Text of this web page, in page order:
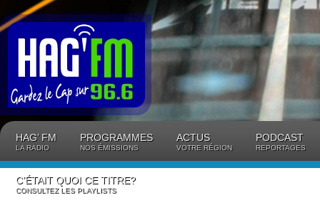
HAG’ FM
LA RADIO
PROGRAMMES
NOS ÉMISSIONS
ACTUS
VOTRE RÉGION
PODCAST
REPORTAGES
C’ÉTAIT QUOI CE TITRE?
CONSULTEZ LES PLAYLISTS
Panneau de gestion des cookies